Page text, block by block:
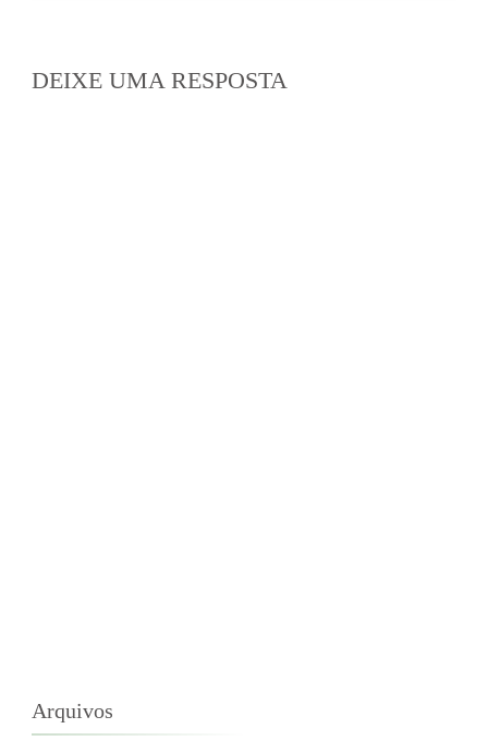
DEIXE UMA RESPOSTA
Arquivos